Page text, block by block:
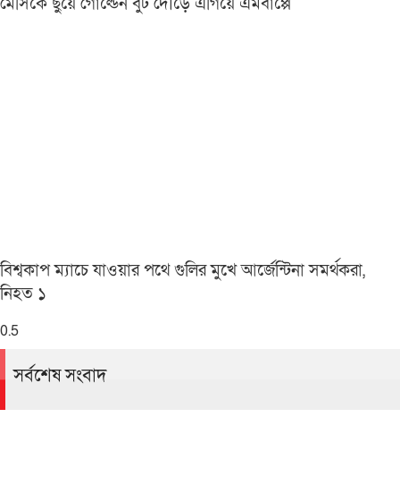
বিশ্বকাপ ম্যাচে যাওয়ার পথে গুলির মুখে আর্জেন্টিনা সমর্থকরা,
নিহত ১
সর্বশেষ সংবাদ